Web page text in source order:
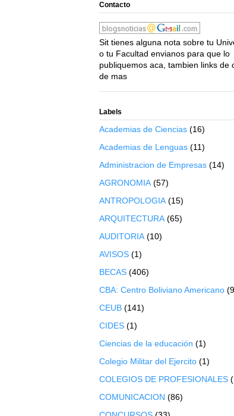
Contacto
Sit tienes alguna nota sobre tu
o tu Facultad envianos para que lo
publiquemos aca, tambien links de
de mas
Labels
Academias de Ciencias (16)
Academias de Lenguas (11)
Administracion de Empresas (14)
AGRONOMIA (57)
ANTROPOLOGIA (15)
ARQUITECTURA (65)
AUDITORIA (10)
AVISOS (1)
BECAS (406)
CBA: Centro Boliviano Americano
CEUB (141)
CIDES (1)
Ciencias de la educación (1)
Colegio Militar del Ejercito (1)
COLEGIOS DE PROFESIONALES
COMUNICACION (86)